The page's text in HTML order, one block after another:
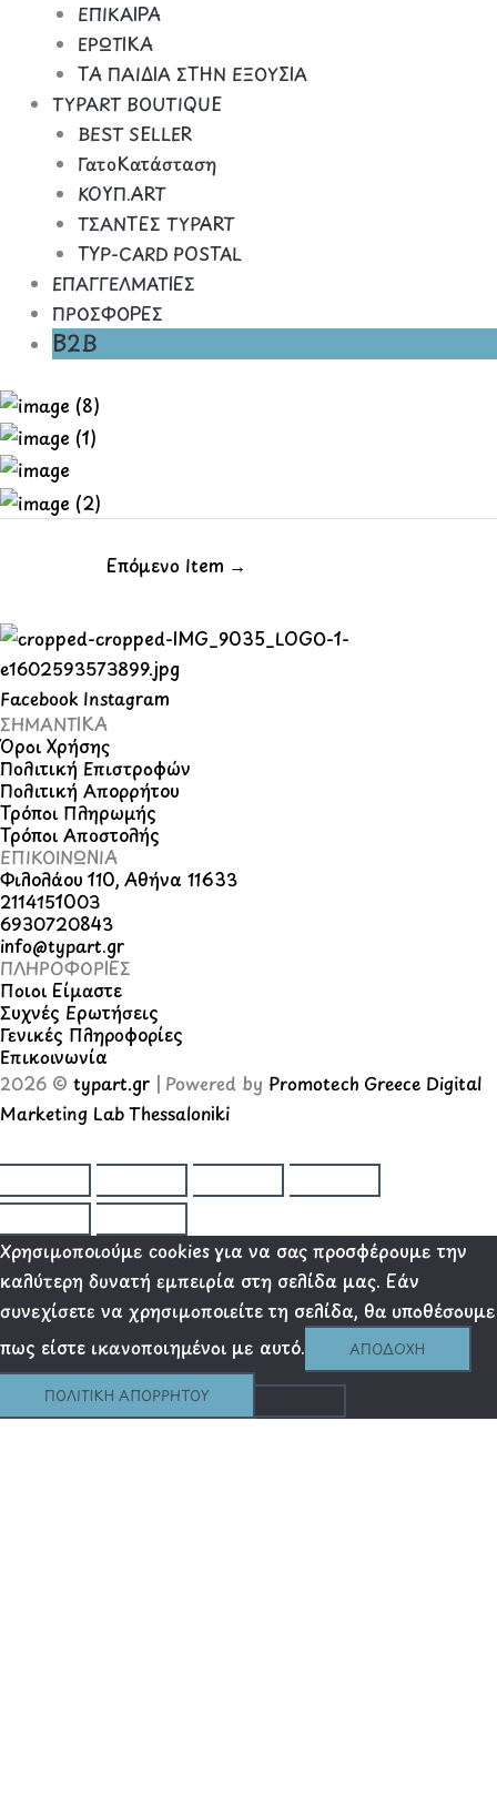
ΕΠΙΚΑΙΡΑ
ΕΡΩΤΙΚΑ
ΤΑ ΠΑΙΔΙΑ ΣΤΗΝ ΕΞΟΥΣΙΑ
TYPART BOUTIQUE
BEST SELLER
ΓατοΚατάσταση
ΚΟΥΠ.ART
ΤΣΑΝΤΕΣ TYPART
TYP-CARD POSTAL
ΕΠΑΓΓΕΛΜΑΤΙΕΣ
ΠΡΟΣΦΟΡΕΣ
B2B
Επόμενο Item →
Facebook Instagram
ΣΗΜΑΝΤΙΚΑ
Όροι Χρήσης
Πολιτική Επιστροφών
Πολιτική Απορρήτου
Τρόποι Πληρωμής
Τρόποι Αποστολής
ΕΠΙΚΟΙΝΩΝΙΑ
Φιλολάου 110, Αθήνα 11633
2114151003
6930720843
info@typart.gr
ΠΛΗΡΟΦΟΡΙΕΣ
Ποιοι Είμαστε
Συχνές Ερωτήσεις
Γενικές Πληροφορίες
Επικοινωνία
2026 © typart.gr | Powered by Promotech Greece Digital
Marketing Lab Thessaloniki
Χρησιμοποιούμε cookies για να σας προσφέρουμε την
καλύτερη δυνατή εμπειρία στη σελίδα μας. Εάν
συνεχίσετε να χρησιμοποιείτε τη σελίδα, θα υποθέσουμε
πως είστε ικανοποιημένοι με αυτό.
ΑΠΟΔΟΧΉ
ΠΟΛΙΤΙΚΉ ΑΠΟΡΡΉΤΟΥ